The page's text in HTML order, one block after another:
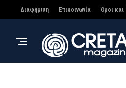
Διαφήμιση Επικοινωνία Όροι και